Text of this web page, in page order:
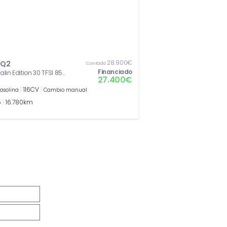
Edition 30 TFSI 85
Contado28.900€
Financiado
27.400€
116CV Cambio manual
16.780km